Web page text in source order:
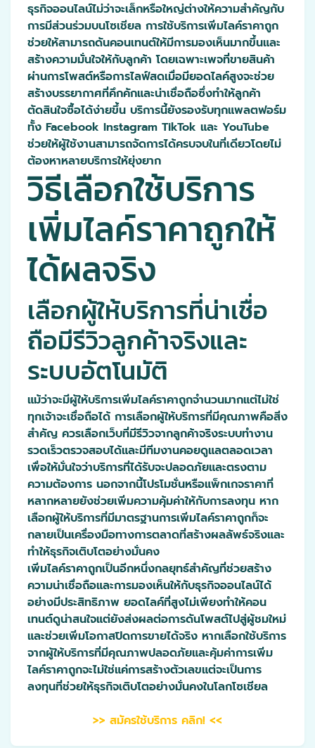
ธุรกิจออนไลน์ไม่ว่าจะเล็กหรือใหญ่ต่างให้ความสำคัญกับ
การมีส่วนร่วมบนโซเชียล การใช้บริการเพิ่มไลค์ราคาถูก
ช่วยให้สามารถดันคอนเทนต์ให้มีการมองเห็นมากขึ้นและ
สร้างความมั่นใจให้กับลูกค้า โดยเฉพาะเพจที่ขายสินค้า
ผ่านการโพสต์หรือการไลฟ์สดเมื่อมียอดไลค์สูงจะช่วย
สร้างบรรยากาศที่คึกคักและน่าเชื่อถือซึ่งทำให้ลูกค้า
ตัดสินใจซื้อได้ง่ายขึ้น บริการนี้ยังรองรับทุกแพลตฟอร์ม
ทั้ง Facebook Instagram TikTok และ YouTube
ช่วยให้ผู้ใช้งานสามารถจัดการได้ครบจบในที่เดียวโดยไม่
ต้องหาหลายบริการให้ยุ่งยาก
วิธีเลือกใช้บริการ
เพิ่มไลค์ราคาถูกให้
ได้ผลจริง
เลือกผู้ให้บริการที่น่าเชื่อ
ถือมีรีวิวลูกค้าจริงและ
ระบบอัตโนมัติ
แม้ว่าจะมีผู้ให้บริการเพิ่มไลค์ราคาถูกจำนวนมากแต่ไม่ใช่
ทุกเจ้าจะเชื่อถือได้ การเลือกผู้ให้บริการที่มีคุณภาพคือสิ่ง
สำคัญ ควรเลือกเว็บที่มีรีวิวจากลูกค้าจริงระบบทำงาน
รวดเร็วตรวจสอบได้และมีทีมงานคอยดูแลตลอดเวลา
เพื่อให้มั่นใจว่าบริการที่ได้รับจะปลอดภัยและตรงตาม
ความต้องการ นอกจากนี้โปรโมชั่นหรือแพ็กเกจราคาที่
หลากหลายยังช่วยเพิ่มความคุ้มค่าให้กับการลงทุน หาก
เลือกผู้ให้บริการที่มีมาตรฐานการเพิ่มไลค์ราคาถูกก็จะ
กลายเป็นเครื่องมือทางการตลาดที่สร้างผลลัพธ์จริงและ
ทำให้ธุรกิจเติบโตอย่างมั่นคง
เพิ่มไลค์ราคาถูกเป็นอีกหนึ่งกลยุทธ์สำคัญที่ช่วยสร้าง
ความน่าเชื่อถือและการมองเห็นให้กับธุรกิจออนไลน์ได้
อย่างมีประสิทธิภาพ ยอดไลค์ที่สูงไม่เพียงทำให้คอน
เทนต์ดูน่าสนใจแต่ยังส่งผลต่อการดันโพสต์ไปสู่ผู้ชมใหม่
และช่วยเพิ่มโอกาสปิดการขายได้จริง หากเลือกใช้บริการ
จากผู้ให้บริการที่มีคุณภาพปลอดภัยและคุ้มค่าการเพิ่ม
ไลค์ราคาถูกจะไม่ใช่แค่การสร้างตัวเลขแต่จะเป็นการ
ลงทุนที่ช่วยให้ธุรกิจเติบโตอย่างมั่นคงในโลกโซเชียล
>> สมัครใช้บริการ คลิก! <<